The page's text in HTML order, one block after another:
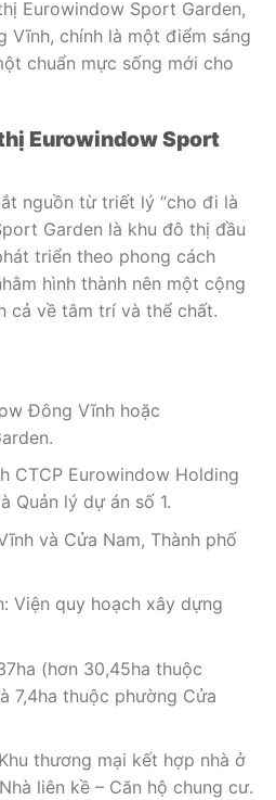
Eurowindow Sport Garden,
Vĩnh, chính là một điểm sáng
chuẩn mực sống mới cho
Eurowindow Sport
nguồn từ triết lý “cho đi là
Garden là khu đô thị đầu
triển theo phong cách
hình thành nên một cộng
cả về tâm trí và thể chất.
Đông Vĩnh hoặc
CTCP Eurowindow Holding
Quản lý dự án số 1.
và Cửa Nam, Thành phố
Viện quy hoạch xây dựng
(hơn 30,45ha thuộc
7,4ha thuộc phường Cửa
thương mại kết hợp nhà ở
liên kề – Căn hộ chung cư.